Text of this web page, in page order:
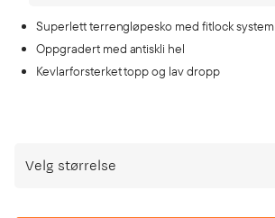
Superlett terrengløpesko med fitlock system
Oppgradert med antiskli hel
Kevlarforsterket topp og lav dropp
Velg størrelse